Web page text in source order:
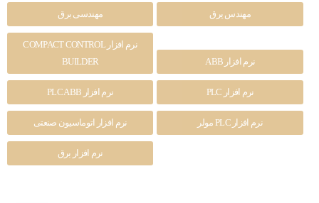
مهندس یرق مهندسی برق
نرم افزار ABB
نرم افزار COMPACT CONTROL
BUILDER
نرم افزار PLC نرم افزار PLC ABB
نرم افزار PLC مولر نرم افزار اتوماسیون صنعتی
نرم افزار برق